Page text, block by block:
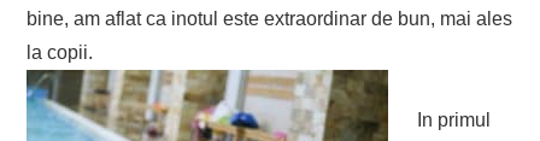
bine, am aflat ca inotul este extraordinar de bun, mai ales
la copii.
In primul